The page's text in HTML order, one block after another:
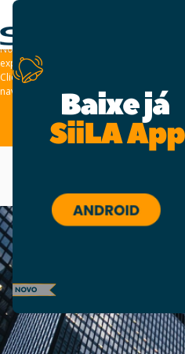
As leis de privacidade dos usuários
convidamos você a revisar a nossa
Nós usamos cookies e outras
experiência em nossos sites e lembrar
Clique em “aceitar” para concordar
navegando em nosso site.